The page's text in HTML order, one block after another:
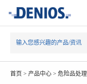
首页 > 产品中心> 危险品处理